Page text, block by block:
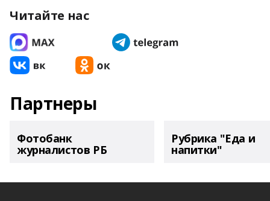
Читайте нас
Партнеры
Фотобанк
журналистов РБ
Рубрика "Еда и
напитки"